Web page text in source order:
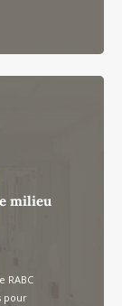
milieu
RABC
pour